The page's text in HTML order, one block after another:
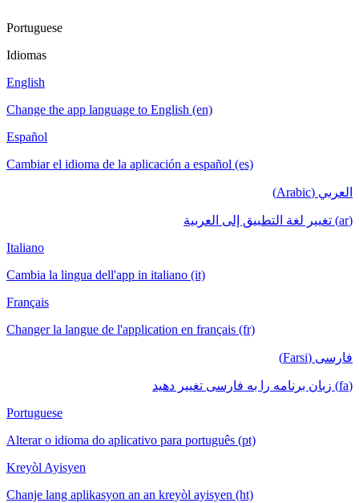
Portuguese
Idiomas
English
Change the app language to English (en)
Español
Cambiar el idioma de la aplicación a español (es)
العربي (Arabic)
(ar) تغيير لغة التطبيق إلى العربية
Italiano
Cambia la lingua dell'app in italiano (it)
Français
Changer la langue de l'application en français (fr)
فارسی (Farsi)
(fa) زبان برنامه را به فارسی تغییر دهید
Portuguese
Alterar o idioma do aplicativo para português (pt)
Kreyòl Ayisyen
Chanje lang aplikasyon an an kreyòl ayisyen (ht)